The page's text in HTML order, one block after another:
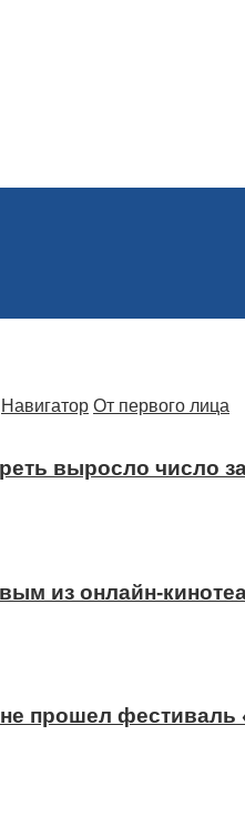
Навигатор От первого лица
выросло число
из онлайн-
прошел фестиваль